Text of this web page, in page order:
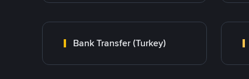
Bank Transfer (Turkey)